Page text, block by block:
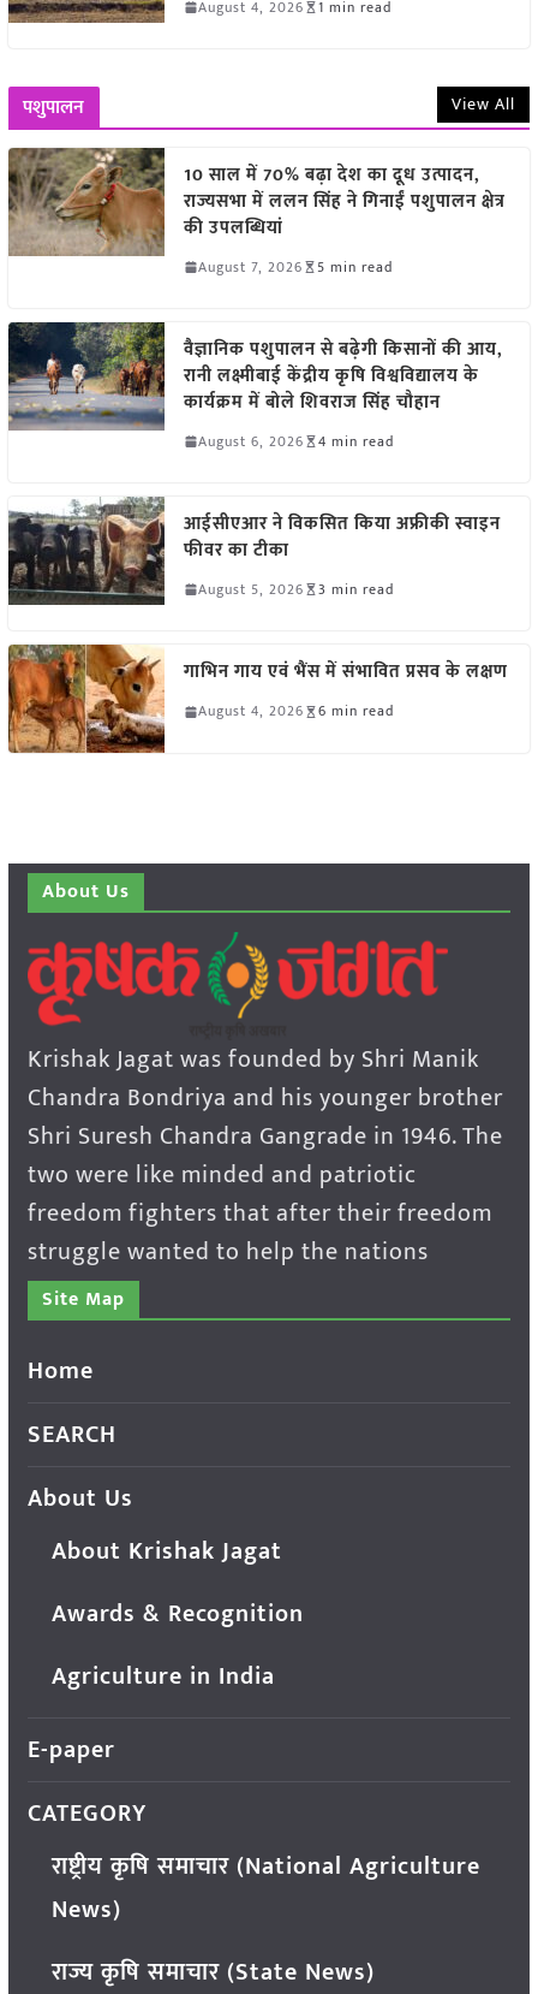
August 4, 2026 1 min read
पशुपालन View All
10 साल में 70% बढ़ा देश का दूध उत्पादन,
राज्यसभा में ललन सिंह ने गिनाईं पशुपालन क्षेत्र
की उपलब्धियां
August 7, 2026 5 min read
वैज्ञानिक पशुपालन से बढ़ेगी किसानों की आय,
रानी लक्ष्मीबाई केंद्रीय कृषि विश्वविद्यालय के
कार्यक्रम में बोले शिवराज सिंह चौहान
August 6, 2026 4 min read
आईसीएआर ने विकसित किया अफ्रीकी स्वाइन
फीवर का टीका
August 5, 2026 3 min read
गाभिन गाय एवं भैंस में संभावित प्रसव के लक्षण
August 4, 2026 6 min read
About Us
Krishak Jagat was founded by Shri Manik
Chandra Bondriya and his younger brother
Shri Suresh Chandra Gangrade in 1946. The
two were like minded and patriotic
freedom fighters that after their freedom
struggle wanted to help the nations
Site Map
Home
SEARCH
About Us
About Krishak Jagat
Awards & Recognition
Agriculture in India
E-paper
CATEGORY
राष्ट्रीय कृषि समाचार (National Agriculture
News)
राज्य कृषि समाचार (State News)